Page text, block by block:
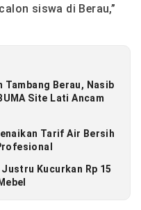
siswa di Berau,”
Tambang Berau, Nasib
Site Lati Ancam
Tarif Air Bersih
Kucurkan Rp 15